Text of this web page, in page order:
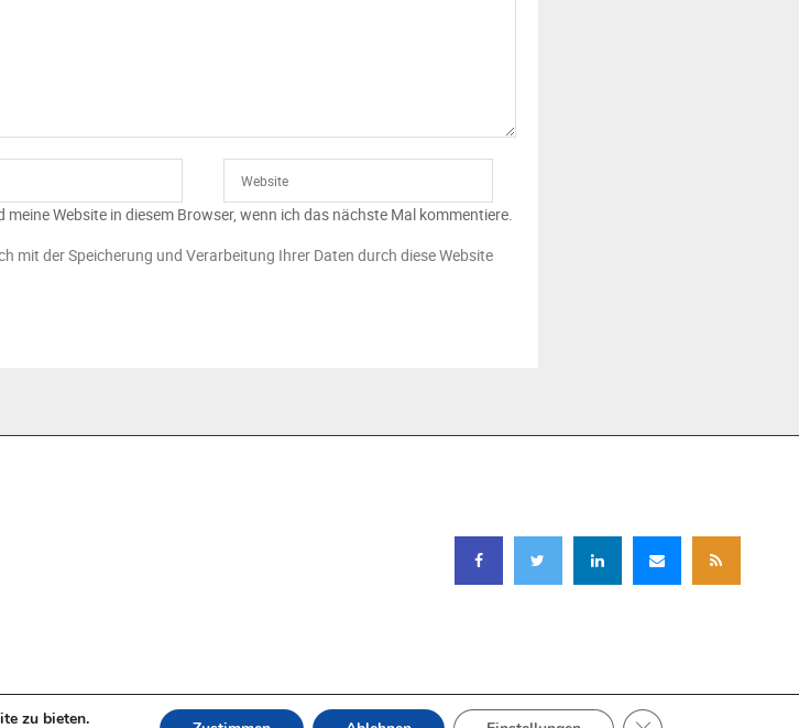
meine Website in diesem Browser, wenn ich das nächste Mal kommentiere.
mit der Speicherung und Verarbeitung Ihrer Daten durch diese Website
zu bieten.
GDPR COOKIE-